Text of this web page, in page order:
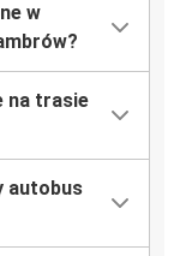
w
na trasie
autobus